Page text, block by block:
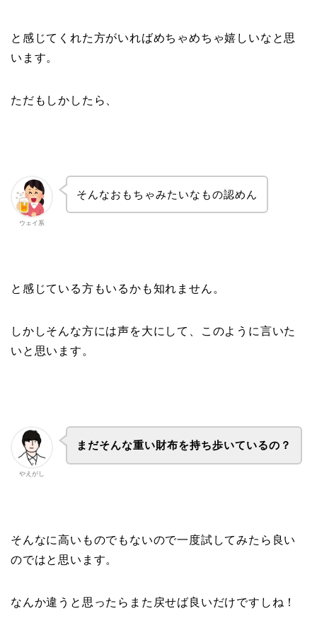
と感じてくれた方がいればめちゃめちゃ嬉しいなと思
います。
ただもしかしたら、
ウェイ系
そんなおもちゃみたいなもの認めん
と感じている方もいるかも知れません。
しかしそんな方には声を大にして、このように言いた
いと思います。
やえがし
まだそんな重い財布を持ち歩いているの？
そんなに高いものでもないので一度試してみたら良い
のではと思います。
なんか違うと思ったらまた戻せば良いだけですしね！